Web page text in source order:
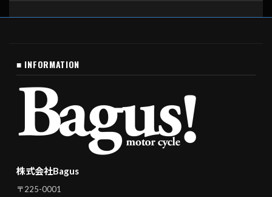
■ INFORMATION
株式会社Bagus
〒225-0001